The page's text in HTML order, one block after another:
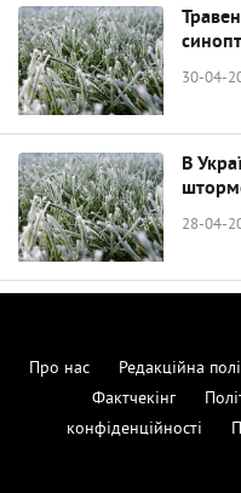
30-04-
В
28-04-
Про нас Редакційна
Фактчекінг
конфіденційності